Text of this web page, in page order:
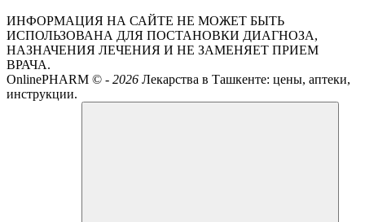
ИНФОРМАЦИЯ НА САЙТЕ НЕ МОЖЕТ БЫТЬ
ИСПОЛЬЗОВАНА ДЛЯ ПОСТАНОВКИ ДИАГНОЗА,
НАЗНАЧЕНИЯ ЛЕЧЕНИЯ И НЕ ЗАМЕНЯЕТ ПРИЕМ
ВРАЧА.
OnlinePHARM © - 2026 Лекарства в Ташкенте: цены, аптеки,
инструкции.